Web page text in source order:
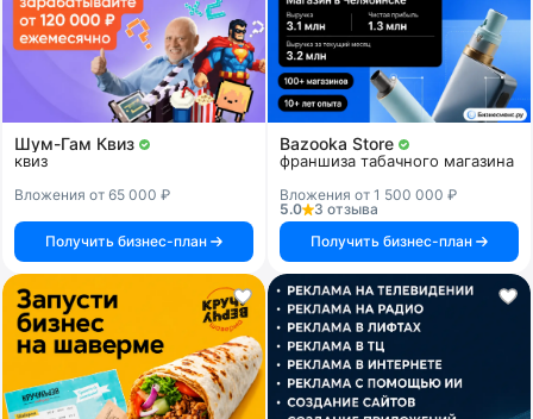
Шум-Гам Квиз
квиз
Вложения от 65 000 ₽
Получить бизнес-план
Bazooka Store
франшиза табачного магазина
Вложения от 1 500 000 ₽
5.0
3 отзыва
Получить бизнес-план